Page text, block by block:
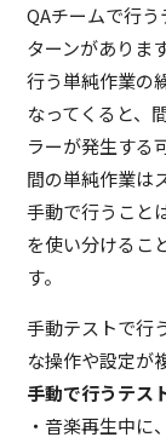
QAチームで行
ターンがありま
行う単純作業の
なってくると、
ラーが発生する
間の単純作業は
手動で行うこと
を使い分けるこ
す。
手動テストで行
な操作や設定が
手動で行うテス
・音楽再生中に